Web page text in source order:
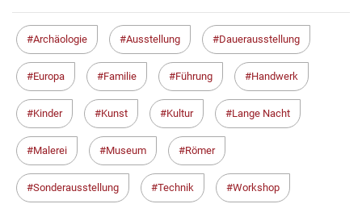
Archäologie Ausstellung Dauerausstellung
Europa Familie Führung Handwerk
Kinder Kunst Kultur Lange Nacht
Malerei Museum Römer
Sonderausstellung Technik Workshop